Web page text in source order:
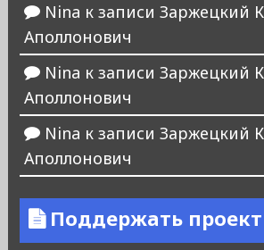
Nina к записи Заржецкий
Аполлонович
Nina к записи Заржецкий
Аполлонович
Nina к записи Заржецкий
Аполлонович
Поддержать проект